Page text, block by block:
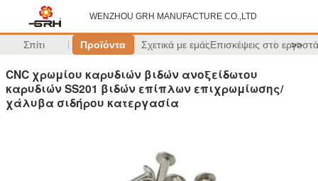
WENZHOU GRH MANUFACTURE CO.,LTD
Σπίτι Προϊόντα Σχετικά με εμάςΕπισκέψεις στο >>
CNC χρωμίου καρυδιών βιδών ανοξείδωτου
καρυδιών SS201 βιδών επίπλων επιχρωμίωσης/
χάλυβα σιδήρου κατεργασία